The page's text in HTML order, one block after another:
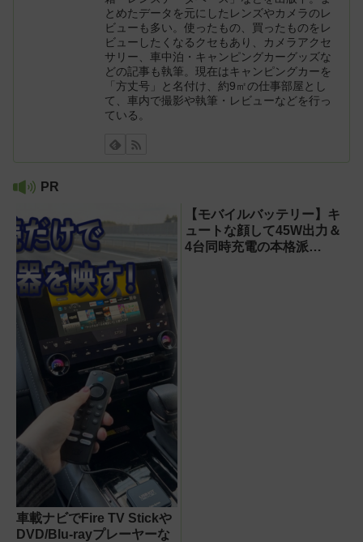
とめたデータを元にしたレンズやカメラのレ
ビューも多い。使ったもの、買ったものをレ
ビューしたくなるクセもあり、カメラアクセ
サリー、車中泊・キャンピングカーグッズな
どの記事も執筆。現在はキャンピングカーを
「方丈号」と名付け、約9㎡の仕事部屋とし
て、車内で撮影や執筆・レビューなどを行っ
ている。
PR
車載ナビでFire TV Stickや
DVD/Blu-rayプレーヤーな
【モバイルバッテリー】キ
ュートな顔して45W出力＆
4台同時充電の本格派